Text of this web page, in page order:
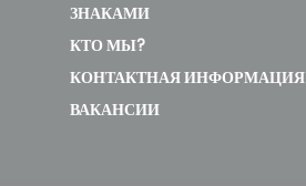
ЗНАКАМИ
КТО МЫ?
КОНТАКТНАЯ ИНФОРМАЦИЯ
ВАКАНСИИ